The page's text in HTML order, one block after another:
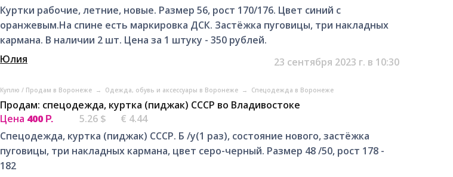
Куртки рабочие, летние, новые. Размер 56, рост 170/176. Цвет синий с
оранжевым.На спине есть маркировка ДСК. Застёжка пуговицы, три накладных
кармана. В наличии 2 шт. Цена за 1 штуку - 350 рублей.
Юлия
23 сентября 2023 г. в 10:30
Куплю / Продам в Воронеже → Одежда, обувь и аксессуары в Воронеже → Спецодежда в Воронеже
Продам: спецодежда, куртка (пиджак) СССР во Владивостоке
Цена 400 Р. 5.26 $
€ 4.44
Спецодежда, куртка (пиджак) СССР. Б /у(1 раз), состояние нового, застёжка
пуговицы, три накладных кармана, цвет серо-черный. Размер 48 /50, рост 178 -
182